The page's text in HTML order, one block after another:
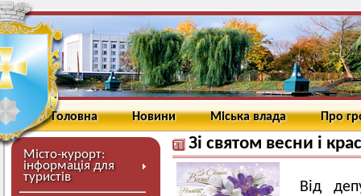
Головна Новини Міська влада Про
Місто-курорт:
інформація для
туристів
Зі святом весни і
Від